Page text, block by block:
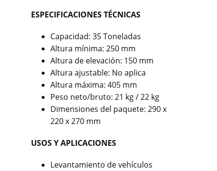
ESPECIFICACIONES TÉCNICAS
Capacidad: 35 Toneladas
Altura mínima: 250 mm
Altura de elevación: 150 mm
Altura ajustable: No aplica
Altura máxima: 405 mm
Peso neto/bruto: 21 kg / 22 kg
Dimensiones del paquete: 290 x
220 x 270 mm
USOS Y APLICACIONES
Levantamiento de vehículos